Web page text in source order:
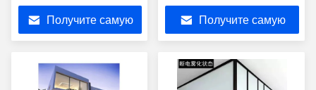
закаленное стекло
энергосберегающее
управление
Получите самую
одобрением CE
Получите самую